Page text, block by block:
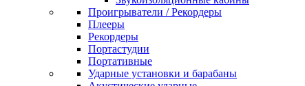
Проигрыватели / Рекордеры
Плееры
Рекордеры
Портастудии
Портативные
Ударные установки и барабаны